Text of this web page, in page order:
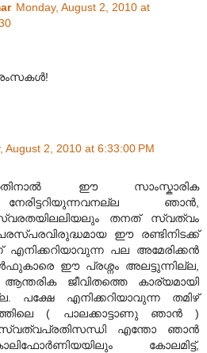
Monday, August 2, 2010 at
August 2, 2010 at 6:33:00 PM
ഈ സാംസ്കാരിക
ഞാന്‍,
തനത് സ്വത്വം
ഈ രണ്ടിനിടക്ക്
പല അമേരിക്കന്‍
ഈ പ്രശ്നം അലട്ടുന്നില്ല,
ജീവിതത്തെ കാര്യമായി
പക്ഷേ എനിക്കറിയാവുന്ന തമിഴ്
( പാലക്കാട്ടാണു ഞാന്‍ )
എന്തോ ഞാന്‍
കോലമിട്ട്,